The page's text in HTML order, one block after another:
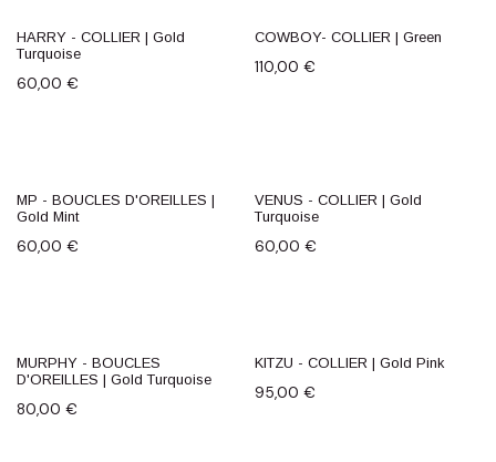
HARRY - COLLIER | Gold
Turquoise
60,00 €
COWBOY- COLLIER | Green
110,00 €
MP - BOUCLES D'OREILLES |
Gold Mint
60,00 €
VENUS - COLLIER | Gold
Turquoise
60,00 €
MURPHY - BOUCLES
D'OREILLES | Gold Turquoise
80,00 €
KITZU - COLLIER | Gold Pink
95,00 €